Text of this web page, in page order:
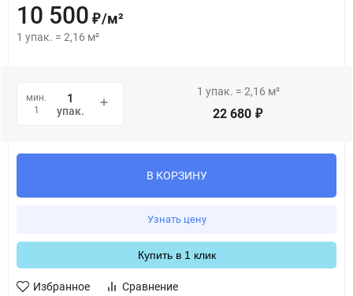
10 500 ₽/м²
1 упак. = 2,16 м²
мин.
1
упак.
1 упак. = 2,16 м²
22 680 ₽
В КОРЗИНУ
Узнать цену
Купить в 1 клик
Избранное Сравнение